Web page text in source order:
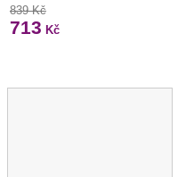
839 Kč
713 Kč